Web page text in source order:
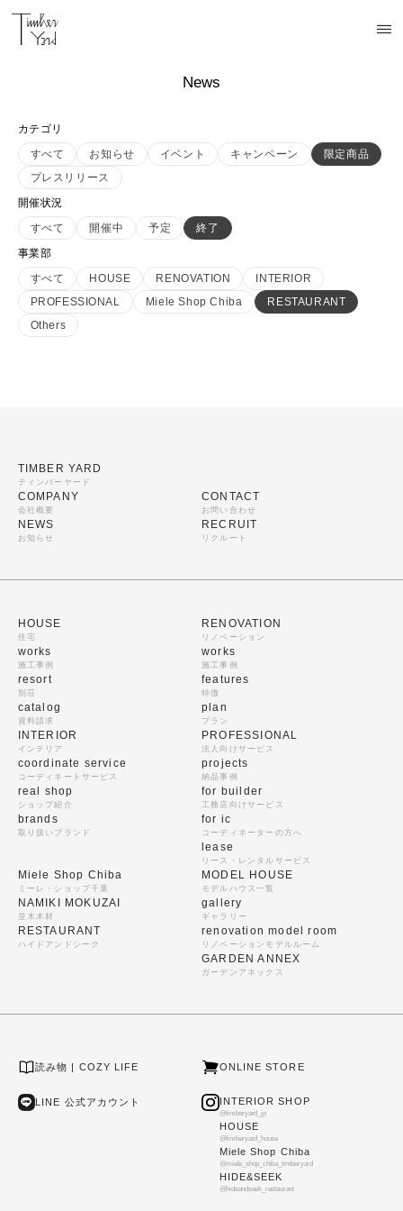
News
カテゴリ
すべて
お知らせ イベント キャンペーン
限定商品
プレスリリース
開催状況
すべて
開催中 予定
終了
事業部
すべて
HOUSE RENOVATION
INTERIOR
PROFESSIONAL
Miele Shop Chiba
RESTAURANT
Others
TIMBER YARD
ティンバーヤード
COMPANY
会社概要
NEWS
お知らせ
CONTACT
お問い合わせ
RECRUIT
リクルート
HOUSE
住宅
works
施工事例
resort
別荘
catalog
資料請求
RENOVATION
リノベーション
works
施工事例
features
特徴
plan
プラン
INTERIOR
インテリア
coordinate service
コーディネートサービス
real shop
ショップ紹介
brands
取り扱いブランド
PROFESSIONAL
法人向けサービス
projects
納品事例
for builder
工務店向けサービス
for ic
コーディネーターの方へ
lease
リース・レンタルサービス
Miele Shop Chiba
ミーレ・ショップ千葉
NAMIKI MOKUZAI
並木木材
RESTAURANT
ハイドアンドシーク
MODEL HOUSE
モデルハウス一覧
gallery
ギャラリー
renovation model room
リノベーションモデルルーム
GARDEN ANNEX
ガーデンアネックス
読み物 | COZY LIFE ONLINE STORE
LINE 公式アカウント INTERIOR SHOP
@timberyard_jp
HOUSE
@timberyard_house
Miele Shop Chiba
@miele_shop_chiba_timberyard
HIDE&SEEK
@hideandseek_restaurant